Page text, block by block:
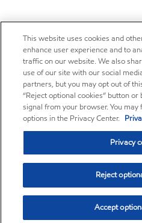
This website uses cookies and
enhance user experience and to
traffic on our website. We also
use of our site with our social
partners, but you may opt out of
“Reject optional cookies” button
signal from your browser. You
options in the Privacy Center.
Privacy
Reject
Accept